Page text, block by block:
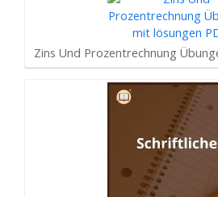
Zins Und Prozentrechnung